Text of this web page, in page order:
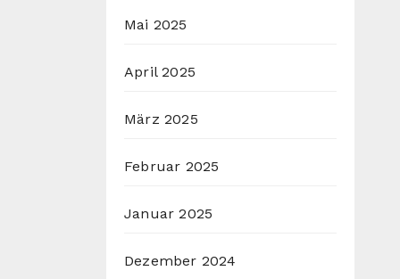
Mai 2025
April 2025
März 2025
Februar 2025
Januar 2025
Dezember 2024